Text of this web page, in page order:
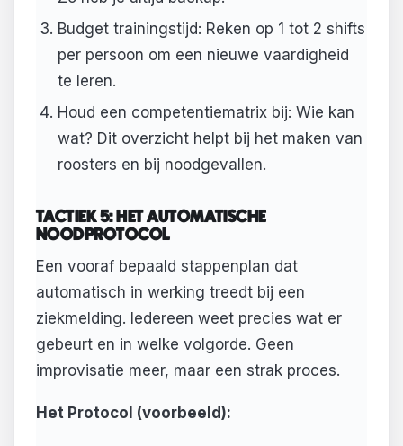
Budget trainingstijd: Reken op 1 tot 2 shifts
per persoon om een nieuwe vaardigheid
te leren.
Houd een competentiematrix bij: Wie kan
wat? Dit overzicht helpt bij het maken van
roosters en bij noodgevallen.
TACTIEK 5: HET AUTOMATISCHE
NOODPROTOCOL
Een vooraf bepaald stappenplan dat
automatisch in werking treedt bij een
ziekmelding. Iedereen weet precies wat er
gebeurt en in welke volgorde. Geen
improvisatie meer, maar een strak proces.
Het Protocol (voorbeeld):